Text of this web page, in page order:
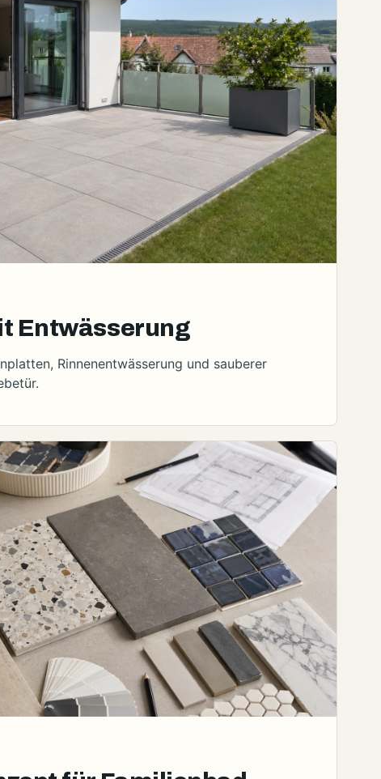
Entwässerung
Rinnenentwässerung und sauberer